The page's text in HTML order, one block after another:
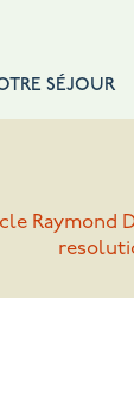
SÉJOUR
Raymond